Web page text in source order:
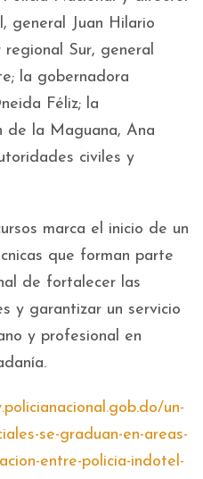
general Juan Hilario
Sur, general
la gobernadora
Féliz; la
de la Maguana, Ana
civiles y
marca el inicio de un
que forman parte
de fortalecer las
y garantizar un servicio
y profesional en
un-
se-graduan-en-areas-
entre-policia-indotel-